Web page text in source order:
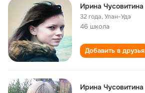
Ирина Чусовитина
32 года,Улан-Удэ
46 школa
Добавить в друзья
Ирина Чусовитина